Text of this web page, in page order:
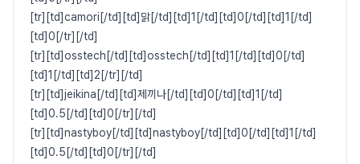
[tr][td]camori[/td][td]맑[/td][td]1[/td][td]0[/td][td]1[/td]
[td]0[/tr][/td]
[tr][td]osstech[/td][td]osstech[/td][td]1[/td][td]0[/td]
[td]1[/td][td]2[/tr][/td]
[tr][td]jeikina[/td][td]제끼나[/td][td]0[/td][td]1[/td]
[td]0.5[/td][td]0[/tr][/td]
[tr][td]nastyboy[/td][td]nastyboy[/td][td]0[/td][td]1[/td]
[td]0.5[/td][td]0[/tr][/td]